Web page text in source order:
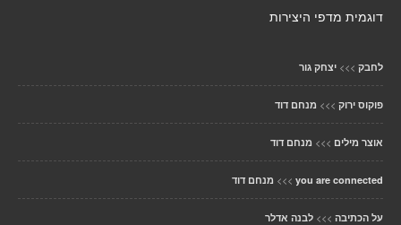
דוגמית מדפי היצירות
לחבק >>> יצחק גור
פוקוס ירוק >>> מנחם דוד
אוצר מילים >>> מנחם דוד
you are connected
>>> מנחם דוד
על הכתיבה >>> לבנה אדלר